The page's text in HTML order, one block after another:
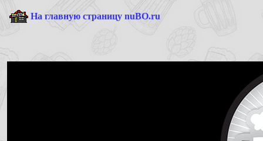
На главную страницу nuBO.ru